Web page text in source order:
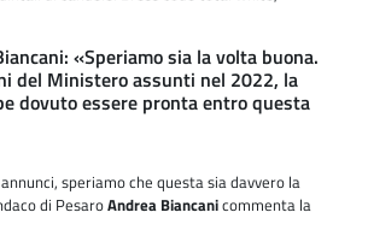
«Speriamo sia la volta buona.
del Ministero assunti nel 2022, la
dovuto essere pronta entro questa
speriamo che questa sia davvero la
di PesaroAndrea Biancanicommenta la